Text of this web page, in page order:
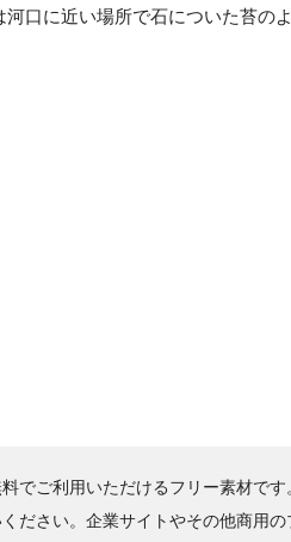
口に近い場所で石についた苔の
でご利用いただけるフリー素材で
ださい。企業サイトやその他商用の